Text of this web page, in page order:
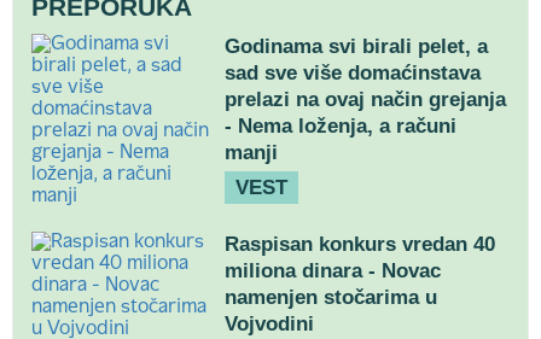
PREPORUKA
Godinama svi birali pelet, a
sad sve više domaćinstava
prelazi na ovaj način grejanja
- Nema loženja, a računi
manji
VEST
Raspisan konkurs vredan 40
miliona dinara - Novac
namenjen stočarima u
Vojvodini